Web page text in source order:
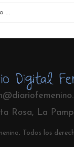
Rosa, La
Todos los